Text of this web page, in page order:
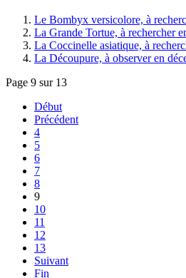
Le Bombyx versicolore, à
La Grande Tortue, à rechercher
La Coccinelle asiatique, à
La Découpure, à observer en
Page 9 sur 13
Début
Précédent
4
5
6
7
8
9
10
11
12
13
Suivant
Fin